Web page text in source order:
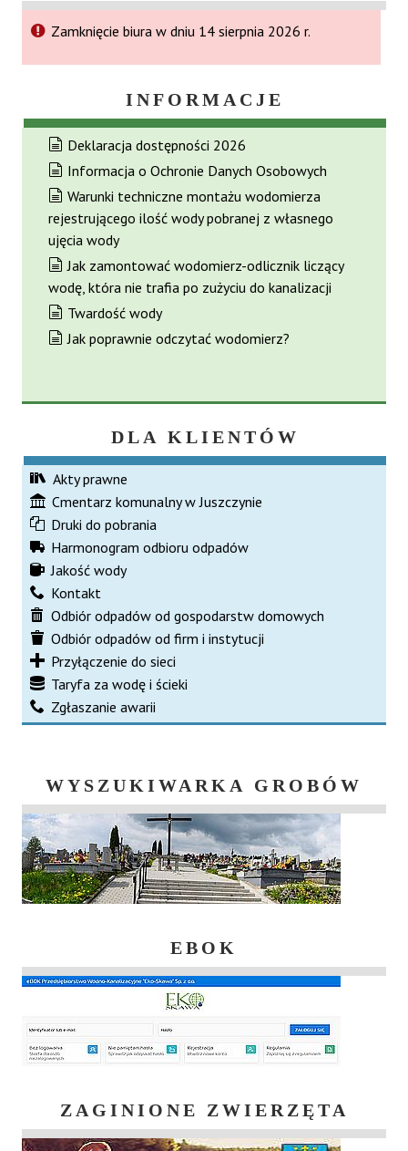
Zamknięcie biura w dniu 14 sierpnia 2026 r.
INFORMACJE
Deklaracja dostępności 2026
Informacja o Ochronie Danych Osobowych
Warunki techniczne montażu wodomierza
rejestrującego ilość wody pobranej z własnego
ujęcia wody
Jak zamontować wodomierz-odlicznik liczący
wodę, która nie trafia po zużyciu do kanalizacji
Twardość wody
Jak poprawnie odczytać wodomierz?
DLA KLIENTÓW
Akty prawne
Cmentarz komunalny w Juszczynie
Druki do pobrania
Harmonogram odbioru odpadów
Jakość wody
Kontakt
Odbiór odpadów od gospodarstw domowych
Odbiór odpadów od firm i instytucji
Przyłączenie do sieci
Taryfa za wodę i ścieki
Zgłaszanie awarii
WYSZUKIWARKA GROBÓW
EBOK
ZAGINIONE ZWIERZĘTA